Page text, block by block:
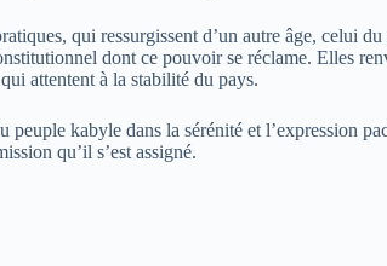
qui ressurgissent d’un autre âge, celui
dont ce pouvoir se réclame. Elles
attentent à la stabilité du pays.
kabyle dans la sérénité et l’expression
qu’il s’est assigné.